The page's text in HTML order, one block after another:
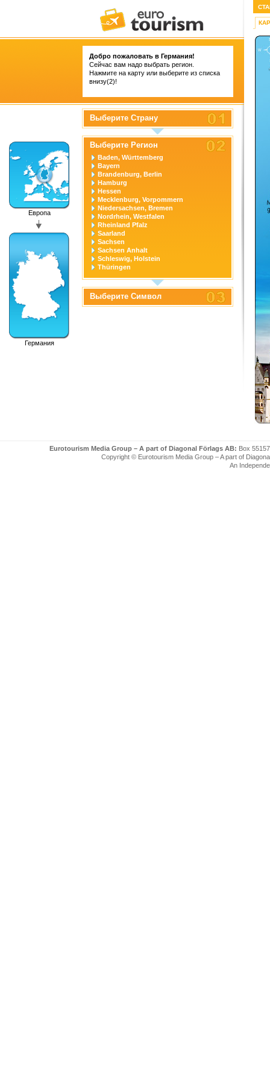
Добро пожаловать в Германия!
Сейчас вам надо выбрать регион.
Нажмите на карту или выберите из списка
внизу(2)!
Европа
Германия
Выберите Страну
Выберите Регион
Baden, Württemberg
Bayern
Brandenburg, Berlin
Hamburg
Hessen
Mecklenburg, Vorpommern
Niedersachsen, Bremen
Nordrhein, Westfalen
Rheinland Pfalz
Saarland
Sachsen
Sachsen Anhalt
Schleswig, Holstein
Thüringen
Выберите Символ
Eurotourism Media Group – A part of Diagonal Förlags AB: Box
Copyright © Eurotourism Media Group – A part of
An